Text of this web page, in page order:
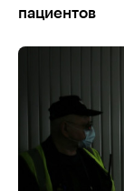
пациентов